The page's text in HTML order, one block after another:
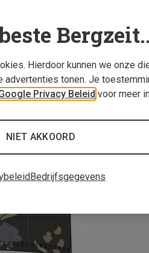
Hierdoor kunnen we onze
advertenties tonen. Je
Privacy Beleid voor meer
NIET AKKOORD
Bedrijfsgegevens